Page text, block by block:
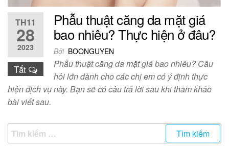
TH11
28
2023
Tắt
Phẫu thuật căng da mặt giá
bao nhiêu? Thực hiện ở đâu?
Bởi BOONGUYEN
Phẫu thuật căng da mặt giá bao nhiêu? Câu
hỏi lớn dành cho các chị em có ý định thực
hiện dịch vụ này. Bạn sẽ có câu trả lời sau khi tham khảo
bài viết sau.
Tìm
kiếm